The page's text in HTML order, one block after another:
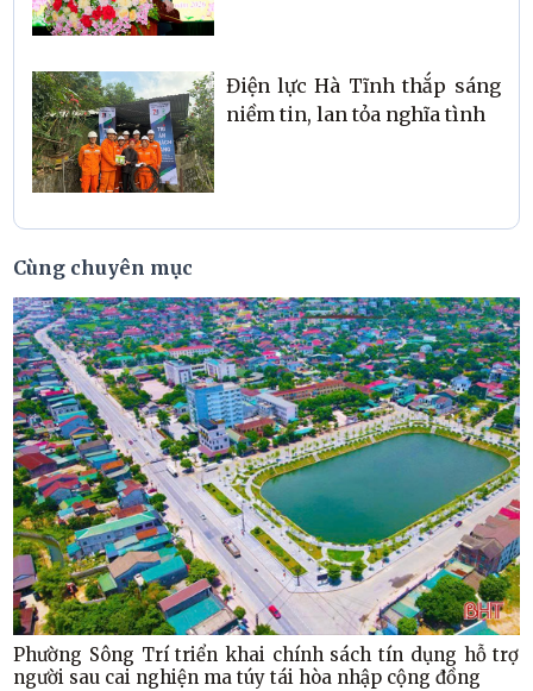
Điện lực Hà Tĩnh thắp sáng
niềm tin, lan tỏa nghĩa tình
Cùng chuyên mục
Phường Sông Trí triển khai chính sách tín dụng hỗ trợ
người sau cai nghiện ma túy tái hòa nhập cộng đồng